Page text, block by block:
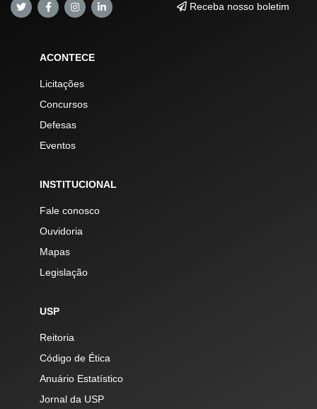
Receba nosso boletim
ACONTECE
Licitações
Concursos
Defesas
Eventos
INSTITUCIONAL
Fale conosco
Ouvidoria
Mapas
Legislação
USP
Reitoria
Código de Ética
Anuário Estatístico
Jornal da USP